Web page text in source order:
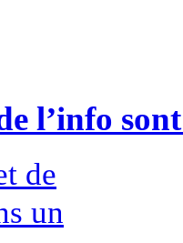
l’info